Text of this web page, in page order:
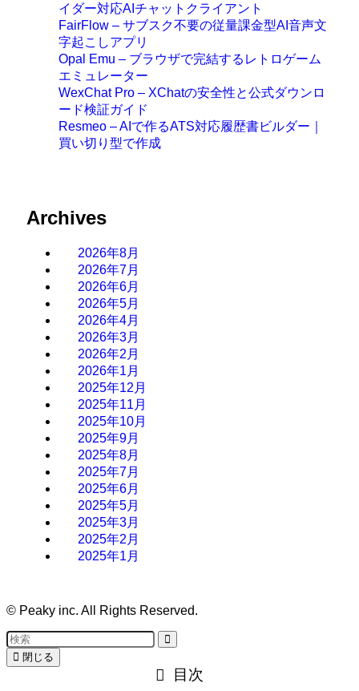
イダー対応AIチャットクライアント
FairFlow – サブスク不要の従量課金型AI音声文
字起こしアプリ
Opal Emu – ブラウザで完結するレトロゲーム
エミュレーター
WexChat Pro – XChatの安全性と公式ダウンロ
ード検証ガイド
Resmeo – AIで作るATS対応履歴書ビルダー｜
買い切り型で作成
Archives
2026年8月
2026年7月
2026年6月
2026年5月
2026年4月
2026年3月
2026年2月
2026年1月
2025年12月
2025年11月
2025年10月
2025年9月
2025年8月
2025年7月
2025年6月
2025年5月
2025年3月
2025年2月
2025年1月
© Peaky inc. All Rights Reserved.
閉じる
目次